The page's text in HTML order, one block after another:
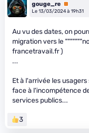
gouge_re Premium
Le 13/03/2024 à 19h31
Au vu des dates, on
migration vers le
francetravail.fr )
...
Et à l'arrivée les
face à l'incompétence
services publics...
3